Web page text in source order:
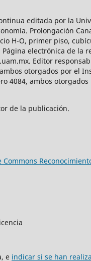
editada por la
Prolongación
H-O, primer piso,
Página electrónica de la
Editor
otorgados por el
4084, ambos
de la publicación.
Commons
e indicar si se han